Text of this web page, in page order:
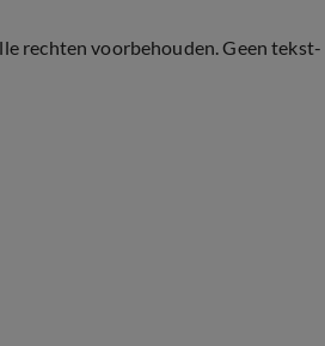
rechten voorbehouden. Geen tekst-